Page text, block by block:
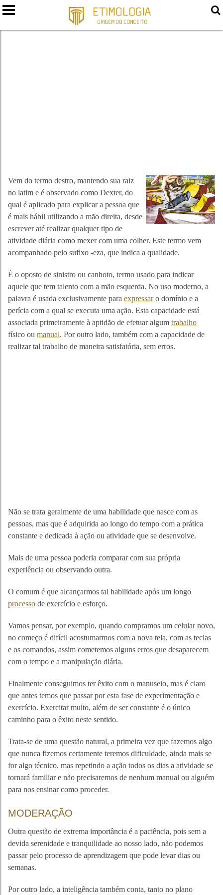
DESTREZA
Vem do termo destro, mantendo sua raiz
no latim e é observado como Dexter, do
qual é aplicado para explicar a pessoa que
é mais hábil utilizando a mão direita, desde
escrever até realizar qualquer tipo de
atividade diária como mexer com uma colher. Este termo vem
acompanhado pelo sufixo -eza, que indica a qualidade.
É o oposto de sinistro ou canhoto, termo usado para indicar
aquele que tem talento com a mão esquerda. No uso moderno, a
palavra é usada exclusivamente para expressaro domínio e a
perícia com a qual se executa uma ação. Esta capacidade está
associada primeiramente à aptidão de efetuar algum trabalho
físico ou manual. Por outro lado, também com a capacidade de
realizar tal trabalho de maneira satisfatória, sem erros.
Não se trata geralmente de uma habilidade que nasce com as
pessoas, mas que é adquirida ao longo do tempo com a prática
constante e dedicada à ação ou atividade que se desenvolve.
Mais de uma pessoa poderia comparar com sua própria
experiência ou observando outra.
O comum é que alcançarmos tal habilidade após um longo
processo de exercício e esforço.
Vamos pensar, por exemplo, quando compramos um celular novo,
no começo é difícil acostumarmos com a nova tela, com as teclas
e os comandos, assim cometemos alguns erros que desaparecem
com o tempo e a manipulação diária.
Finalmente conseguimos ter êxito com o manuseio, mas é claro
que antes temos que passar por esta fase de experimentação e
exercício. Exercitar muito, além de ser constante é o único
caminho para o êxito neste sentido.
Trata-se de uma questão natural, a primeira vez que fazemos algo
que nunca fizemos certamente teremos dificuldade, ainda mais se
for algo técnico, mas repetindo a ação todos os dias a atividade se
tornará familiar e não precisaremos de nenhum manual ou alguém
para nos ensinar como proceder.
MODERAÇÃO
Outra questão de extrema importância é a paciência, pois sem a
devida serenidade e tranquilidade ao nosso lado, não podemos
passar pelo processo de aprendizagem que pode levar dias ou
semanas.
Por outro lado, a inteligência também conta, tanto no plano